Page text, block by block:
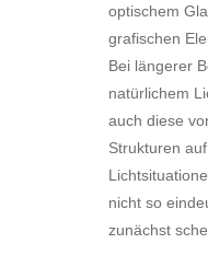
optischem
grafischen
Bei längerer
natürlichem
auch diese
Strukturen
nicht so
zunächst